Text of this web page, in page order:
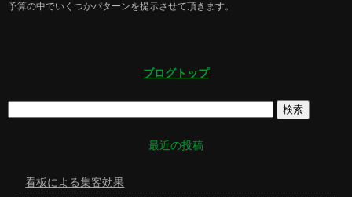
予算の中でいくつかパターンを提示させて頂きます。
ブログトップ
最近の投稿
看板による集客効果